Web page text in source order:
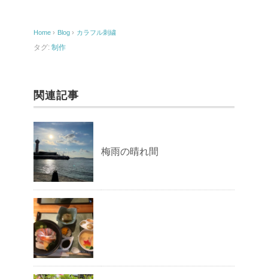
o
o
Home › Blog › カラフル刺繍
タグ: 制作
関連記事
梅雨の晴れ間